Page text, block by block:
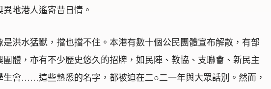
地港人遙寄昔日情。
洪水猛獸，擋也擋不住。本港有數十個公民團體宣布解散，有部
體，亦有不少歷史悠久的招牌，如民陣、教協、支聯會、新民主
生會……這些熟悉的名字，都被迫在二○二一年與大眾話別。然而，